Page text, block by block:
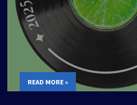
READ MORE »